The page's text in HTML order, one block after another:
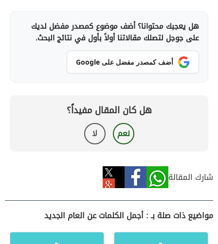
هل يعجبك محتوانا؟ أضف موضوع كمصدر مفضل لديك
على جوجل لتصلك مقالاتنا أولاً بأول في نتائج البحث.
أضف كمصدر مفضل على Google
هل كان المقال مفيداً؟
نعم لا
شارك المقالة
مواضيع ذات صلة بـ : أجمل الكلمات عن العام الجديد